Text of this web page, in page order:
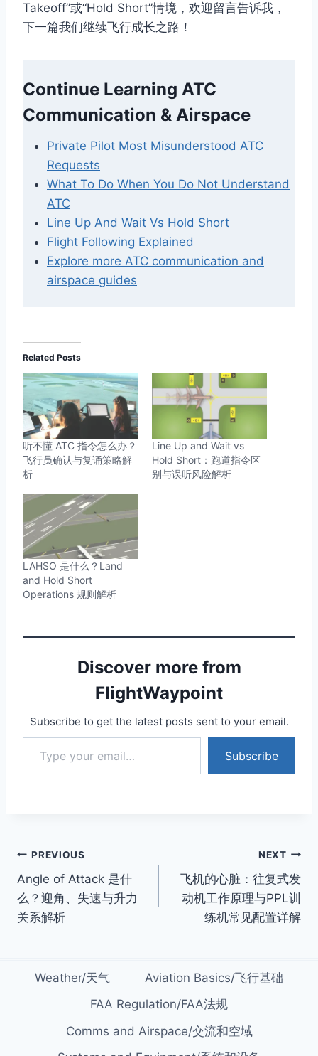
Takeoff”或“Hold Short”情境，欢迎留言告诉我，
下一篇我们继续飞行成长之路！
Continue Learning ATC
Communication & Airspace
Private Pilot Most Misunderstood ATC
Requests
What To Do When You Do Not Understand
ATC
Line Up And Wait Vs Hold Short
Flight Following Explained
Explore more ATC communication and
airspace guides
Related Posts
听不懂 ATC 指令怎么办？
飞行员确认与复诵策略解
析
Line Up and Wait vs
Hold Short：跑道指令区
别与误听风险解析
LAHSO 是什么？Land
and Hold Short
Operations 规则解析
Discover more from
FlightWaypoint
Subscribe to get the latest posts sent to your email.
Type your email…
Subscribe
Post
navigation
PREVIOUS
Angle of Attack 是什
么？迎角、失速与升力
关系解析
NEXT
飞机的心脏：往复式发
动机工作原理与PPL训
练机常见配置详解
Weather/天气
Aviation Basics/飞行基础
FAA Regulation/FAA法规
Comms and Airspace/交流和空域